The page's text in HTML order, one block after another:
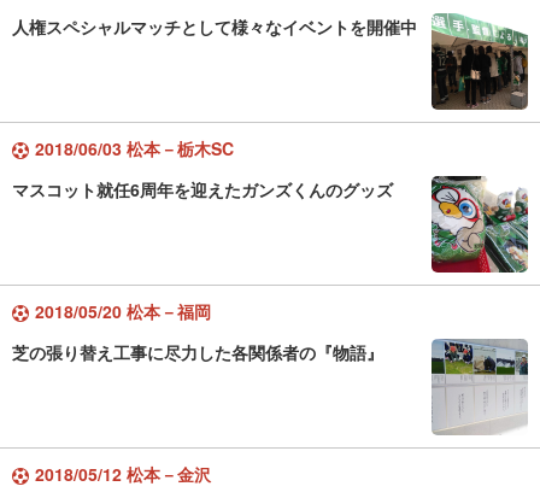
人権スペシャルマッチとして様々なイベントを開催中
2018/06/03 松本－栃木SC
マスコット就任6周年を迎えたガンズくんのグッズ
2018/05/20 松本－福岡
芝の張り替え工事に尽力した各関係者の『物語』
2018/05/12 松本－金沢